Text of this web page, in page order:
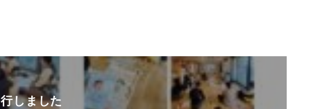
しました